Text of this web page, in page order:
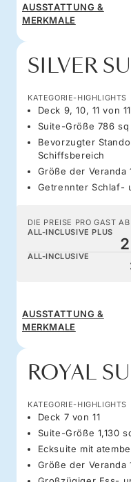
AUSSTATTUNG &
MERKMALE
SILVER
KATEGORIE-HIGHLIGHTS
Deck 9, 10, 11 von 11
Suite-Größe 786
Bevorzugter
Schiffsbereich
Größe der Veranda
Getrennter Schlaf-
DIE PREISE PRO GAST AB
ALL-INCLUSIVE PLUS
ALL-INCLUSIVE
AUSSTATTUNG &
MERKMALE
ROYAL
KATEGORIE-HIGHLIGHTS
Deck 7 von 11
Suite-Größe 1,130
Ecksuite mit
Größe der Veranda